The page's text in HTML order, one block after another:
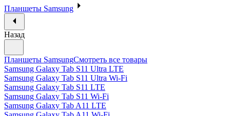
Планшеты Samsung
Назад
Планшеты SamsungСмотреть все товары
Samsung Galaxy Tab S11 Ultra LTE
Samsung Galaxy Tab S11 Ultra Wi-Fi
Samsung Galaxy Tab S11 LTE
Samsung Galaxy Tab S11 Wi-Fi
Samsung Galaxy Tab A11 LTE